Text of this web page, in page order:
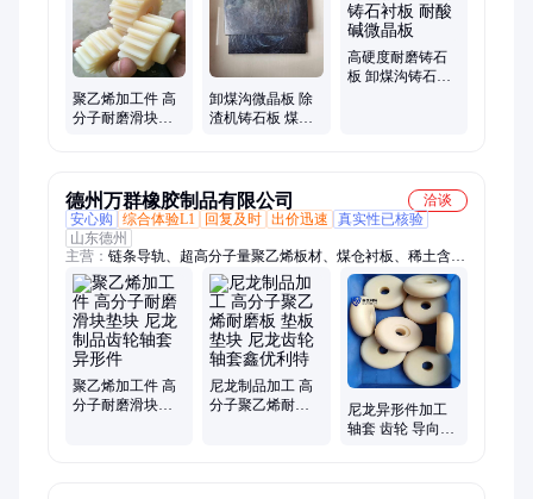
聚乙烯加工件 高
分子耐磨滑块垫
卸煤沟微晶板 除
渣机铸石板 煤仓
高硬度耐磨铸石
板 卸煤沟铸石衬
德州万群橡胶制品有限公司
洽谈
安心购
综合体验L1 回复及时 出价迅速
真实性已核验
山东德州
主营： 链条导轨、超高分子量聚乙烯板材、煤仓衬板、稀土含油
尼龙衬板、尼龙板材、尼龙加工件、尼龙轴套、尼龙滑块、尼龙
棒材、料仓衬板、粮仓衬板、钢煤斗内衬板、卸煤沟衬板、压延
微晶板、UHMW-PE棒材、pp板材、铸石板、聚乙烯板、聚丙烯
板、PE板、足球训练反弹板、铺路垫板、路基板、旱冰场围栏、
高分子聚乙烯板
聚乙烯加工件 高
分子耐磨滑块垫
尼龙制品加工 高
分子聚乙烯耐磨
尼龙异形件加工
轴套 齿轮 导向轴